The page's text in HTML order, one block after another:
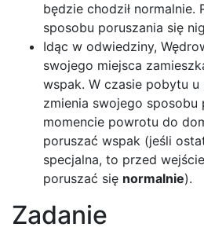
będzie chodził normalnie.
sposobu poruszania się
Idąc w odwiedziny,
swojego miejsca
wspak. W czasie pobytu
zmienia swojego sposobu
momencie powrotu do
poruszać wspak (jeśli
specjalna, to przed
poruszać się normalnie).
Zadanie